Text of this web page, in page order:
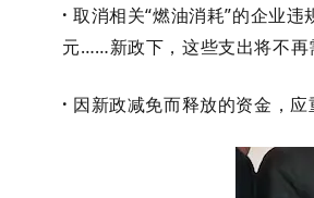
· 取消相关“燃油消耗”的企业违
元……新政下，这些支出将不再
· 因新政减免而释放的资金，应